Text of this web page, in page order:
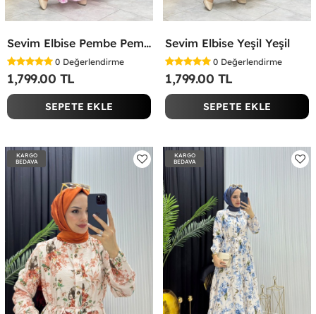
Sevim Elbise Pembe Pembe
0 Değerlendirme
1,799.00 TL
SEPETE EKLE
Sevim Elbise Yeşil Yeşil
0 Değerlendirme
1,799.00 TL
SEPETE EKLE
KARGO
BEDAVA
KARGO
BEDAVA